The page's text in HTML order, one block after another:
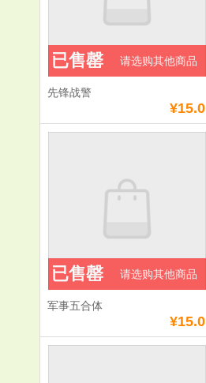
先锋战警
¥15.0
已售罄 请选购其他商品
军事五合体
¥15.0
已售罄 请选购其他商品